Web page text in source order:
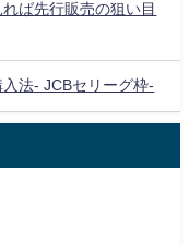
ば先行販売の狙い目
法- JCBセリーグ枠-